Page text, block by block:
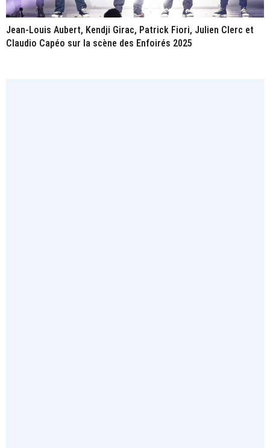
Jean-Louis Aubert, Kendji Girac, Patrick Fiori, Julien Clerc et
Claudio Capéo sur la scène des Enfoirés 2025